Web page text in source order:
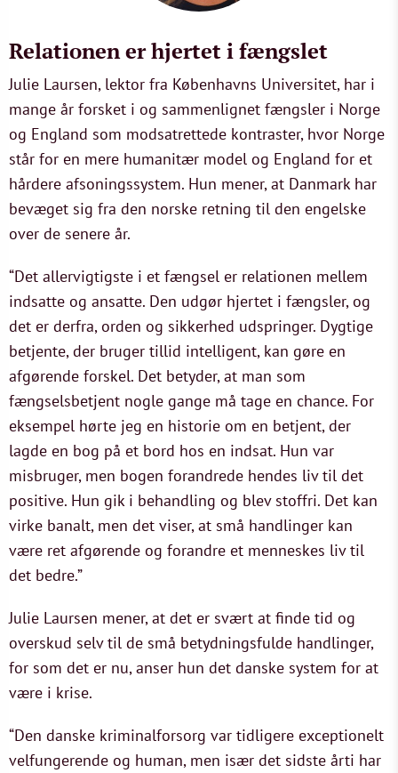
Relationen er hjertet i fængslet
Julie Laursen, lektor fra Københavns Universitet, har i
mange år forsket i og sammenlignet fængsler i Norge
og England som modsatrettede kontraster, hvor Norge
står for en mere humanitær model og England for et
hårdere afsoningssystem. Hun mener, at Danmark har
bevæget sig fra den norske retning til den engelske
over de senere år.
“Det allervigtigste i et fængsel er relationen mellem
indsatte og ansatte. Den udgør hjertet i fængsler, og
det er derfra, orden og sikkerhed udspringer. Dygtige
betjente, der bruger tillid intelligent, kan gøre en
afgørende forskel. Det betyder, at man som
fængselsbetjent nogle gange må tage en chance. For
eksempel hørte jeg en historie om en betjent, der
lagde en bog på et bord hos en indsat. Hun var
misbruger, men bogen forandrede hendes liv til det
positive. Hun gik i behandling og blev stoffri. Det kan
virke banalt, men det viser, at små handlinger kan
være ret afgørende og forandre et menneskes liv til
det bedre.”
Julie Laursen mener, at det er svært at finde tid og
overskud selv til de små betydningsfulde handlinger,
for som det er nu, anser hun det danske system for at
være i krise.
“Den danske kriminalforsorg var tidligere exceptionelt
velfungerende og human, men især det sidste årti har